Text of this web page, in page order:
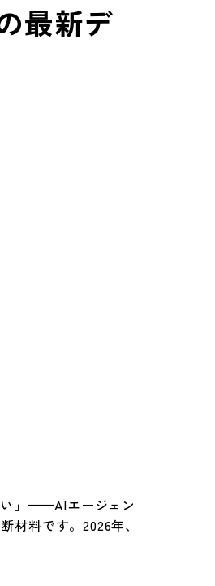
最新デ
い」——AIエージェン
料です。2026年、